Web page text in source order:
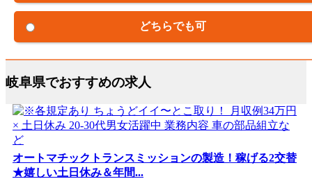
どちらでも可
岐阜県でおすすめの求人
オートマチックトランスミッションの製造！稼げる2交替
★嬉しい土日休み＆年間...